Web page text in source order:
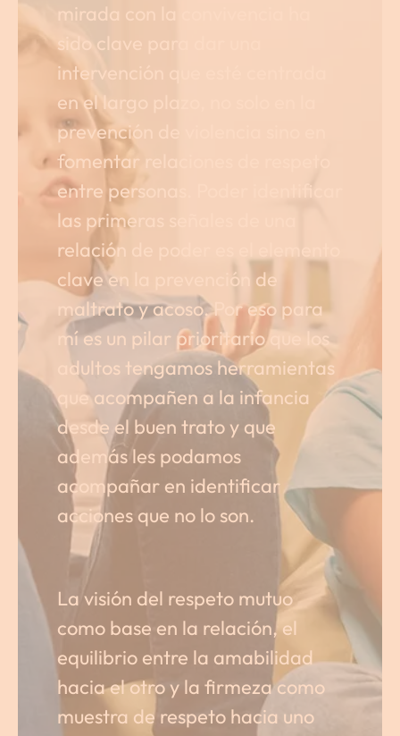
mirada con la convivencia ha
sido clave para dar una
intervención que esté centrada
en el largo plazo, no solo en la
prevención de violencia sino en
fomentar relaciones de respeto
entre personas. Poder identificar
las primeras señales de una
relación de poder es el elemento
clave en la prevención de
maltrato y acoso. Por eso para
mí es un pilar prioritario que los
adultos tengamos herramientas
que acompañen a la infancia
desde el buen trato y que
además les podamos
acompañar en identificar
acciones que no lo son.
La visión del respeto mutuo
como base en la relación, el
equilibrio entre la amabilidad
hacia el otro y la firmeza como
muestra de respeto hacia uno